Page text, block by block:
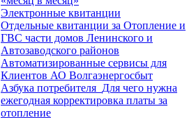
Электронные квитанции
Отдельные квитанции за Отопление и
ГВС части домов Ленинского и
Автозаводского районов
Автоматизированные сервисы для
Клиентов АО Волгаэнергосбыт
Азбука потребителя_Для чего нужна
ежегодная корректировка платы за
отопление